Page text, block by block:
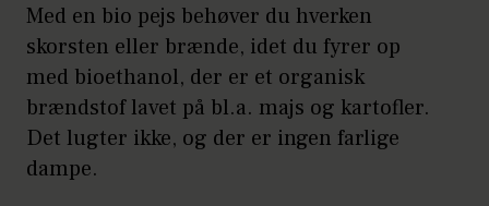
Med en bio pejs behøver du hverken
skorsten eller brænde, idet du fyrer op
med bioethanol, der er et organisk
brændstof lavet på bl.a. majs og kartofler.
Det lugter ikke, og der er ingen farlige
dampe.